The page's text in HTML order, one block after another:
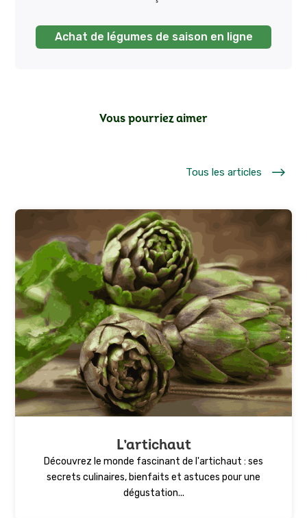
Achat de légumes de saison en ligne
Vous pourriez aimer
$
Tous les articles
L’artichaut
Découvrez le monde fascinant de l'artichaut : ses
secrets culinaires, bienfaits et astuces pour une
dégustation...